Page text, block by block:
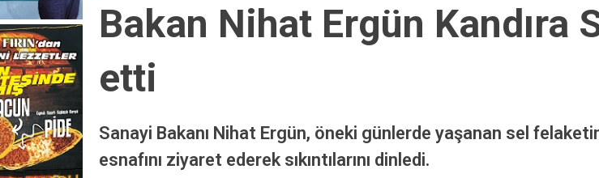
Bakan Nihat Ergün Kandıra
etti
Sanayi Bakanı Nihat Ergün, öneki günlerde yaşanan sel
esnafını ziyaret ederek sıkıntılarını dinledi.